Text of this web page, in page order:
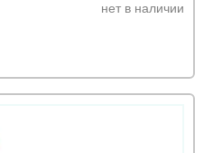
нет в наличии